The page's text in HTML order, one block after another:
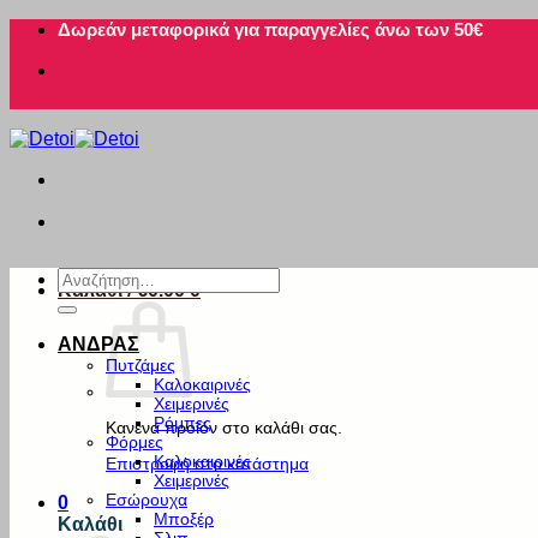
Μετάβαση
περιεχόμενο
Δωρεάν μεταφορικά για παραγγελίες άνω των 50€
Καλάθι /€0.00 0
Κανένα προϊόν στο καλάθι σας.
Επιστροφή στο κατάστημα
0
Καλάθι
Αναζήτηση
για:
ΑΝΔΡΑΣ
Πυτζάμες
Καλοκαιρινές
Χειμερινές
Ρόμπες
Φόρμες
Καλοκαιρινές
Χειμερινές
Εσώρουχα
Μποξέρ